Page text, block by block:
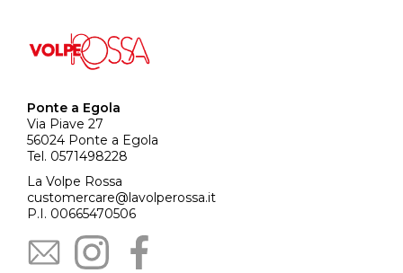
Ponte a Egola
Via Piave 27
56024 Ponte a Egola
Tel. 0571498228
La Volpe Rossa
customercare@lavolperossa.it
P.I. 00665470506